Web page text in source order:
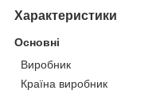
Характеристики
Основні
Виробник
Країна виробник